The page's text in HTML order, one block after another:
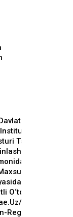
5
Ta’lim
Milliy
Davlat
O‘tdi
uz/state-
Register?qr-